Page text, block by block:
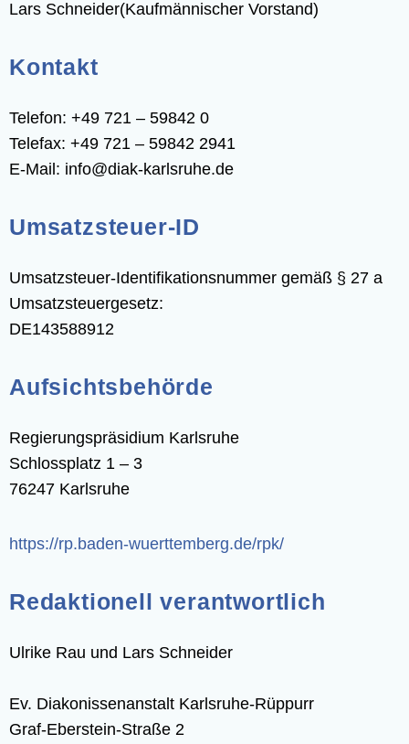
Lars Schneider(Kaufmännischer Vorstand)
Kon­takt
Tele­fon: +49 721 – 59842 0
Tele­fax: +49 721 – 59842 2941
E‑Mail: info@​diak-​karlsruhe.​de
Umsatz­steu­er-ID
Umsatz­steu­er-Iden­ti­fi­ka­ti­ons­num­mer gemäß § 27 a
Umsatzsteuergesetz:
DE143588912
Auf­sichts­be­hör­de
Regie­rungs­prä­si­di­um Karlsruhe
Schloss­platz 1 – 3
76247 Karlsruhe
https://​rp​.baden​-wuert​tem​berg​.de/​r​pk/
Redak­tio­nell verantwortlich
Ulri­ke Rau und Lars Schneider
Ev. Diakonissen­anstalt Karlsruhe-Rüppurr
Graf-Eber­stein-Stra­ße 2